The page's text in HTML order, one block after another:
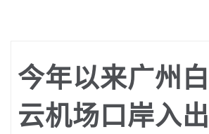
今年以来广州白
云机场口岸入出